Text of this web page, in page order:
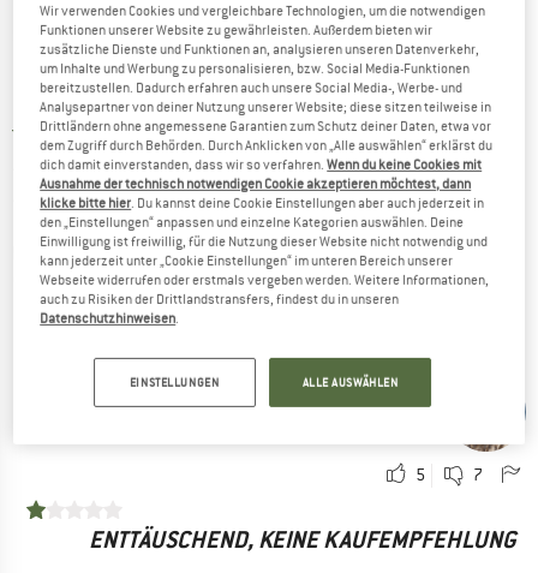
Michael
15.09.2023
4 1
NICHT SUPERSTABIL, DAFÜR BEQUEM UND
LEICHT
Es gibt stabilere Wanderstiefel, der Schaft ist sehr weich,
dafür ist der Schuh insgesamt sehr bequem. Er läuft sich sehr
gut und flott, der Rocker treibt einen geradezu vorwärts. Der
Schnitt ist etwas schmaler, Scarpa verwendet ungewöhnliche
Größen für seine Schuhe, am besten die Zentimeterangabe
nutzen. Der Schuh ist optisch attraktiv und verzichtet auf
Leder, was sich auch in sehr guter Atmungsaktivität
Robust
5 7
ENTTÄUSCHEND, KEINE KAUFEMPFEHLUNG
Wir verwenden Cookies und vergleichbare Technologien, um die notwendigen
Funktionen unserer Website zu gewährleisten. Außerdem bieten wir
zusätzliche Dienste und Funktionen an, analysieren unseren Datenverkehr,
um Inhalte und Werbung zu personalisieren, bzw. Social Media-Funktionen
bereitzustellen. Dadurch erfahren auch unsere Social Media-, Werbe- und
Analysepartner von deiner Nutzung unserer Website; diese sitzen teilweise in
Drittländern ohne angemessene Garantien zum Schutz deiner Daten, etwa vor
dem Zugriff durch Behörden. Durch Anklicken von „Alle auswählen“ erklärst du
dich damit einverstanden, dass wir so verfahren.Wenn du keine Cookies mit
Ausnahme der technisch notwendigen Cookie akzeptieren möchtest, dann
klicke bitte hier. Du kannst deine Cookie Einstellungen aber auch jederzeit in
den „Einstellungen“ anpassen und einzelne Kategorien auswählen. Deine
Einwilligung ist freiwillig, für die Nutzung dieser Website nicht notwendig und
kann jederzeit unter „Cookie Einstellungen“ im unteren Bereich unserer
Webseite widerrufen oder erstmals vergeben werden. Weitere Informationen,
auch zu Risiken der Drittlandstransfers, findest du in unseren
Datenschutzhinweisen.
EINSTELLUNGEN ALLE AUSWÄHLEN